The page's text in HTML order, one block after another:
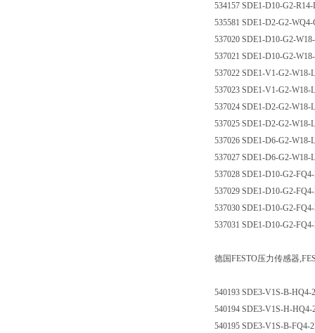
534157 SDE1-D10-G2-
535581 SDE1-D2-G2-
537020 SDE1-D10-G2-
537021 SDE1-D10-G2-
537022 SDE1-V1-G2-
537023 SDE1-V1-G2-
537024 SDE1-D2-G2-
537025 SDE1-D2-G2-
537026 SDE1-D6-G2-
537027 SDE1-D6-G2-
537028 SDE1-D10-G2-
537029 SDE1-D10-G2-
537030 SDE1-D10-G2-
537031 SDE1-D10-G2-
德国FESTO压力传感器
540193 SDE3-V1S-B-
540194 SDE3-V1S-H-
540195 SDE3-V1S-B-FQ4-